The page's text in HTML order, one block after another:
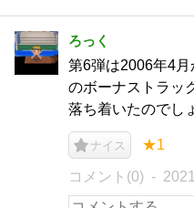
ろっく
第6弾は2006年4
のボーナストラッ
落ち着いたのでし
ナイス ★1
コメント(0)